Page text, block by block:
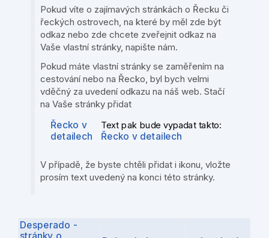
Pokud víte o zajímavých stránkách o Řecku či
řeckých ostrovech, na které by měl zde být
odkaz nebo zde chcete zveřejnit odkaz na
Vaše vlastní stránky, napište nám.
Pokud máte vlastní stránky se zaměřením na
cestování nebo na Řecko, byl bych velmi
vděčný za uvedení odkazu na náš web. Stačí
na Vaše stránky přidat
Řecko v
detailech
Text pak bude vypadat takto:
Řecko v detailech
V případě, že byste chtěli přidat i ikonu, vložte
prosím text uvedený na konci této stránky.
Desperado -